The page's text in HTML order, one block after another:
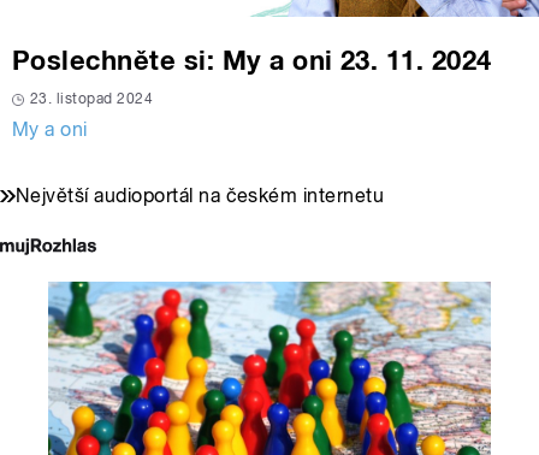
Poslechněte si: My a oni 23. 11. 2024
23. listopad 2024
My a oni
Největší audioportál na českém internetu